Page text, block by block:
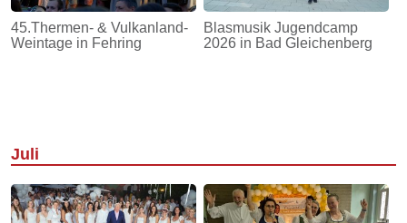
45.Thermen- & Vulkanland-
Weintage in Fehring
Blasmusik Jugendcamp
2026 in Bad Gleichenberg
Juli